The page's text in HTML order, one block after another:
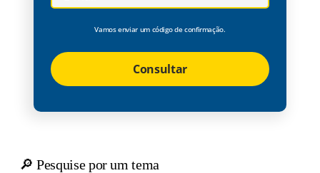
Vamos enviar um código de confirmação.
Consultar
🔎 Pesquise por um tema